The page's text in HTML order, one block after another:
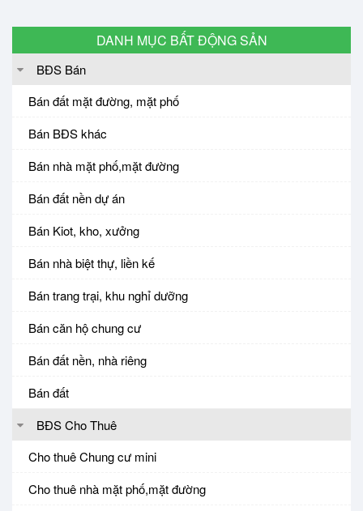
DANH MỤC BẤT ĐỘNG SẢN
BĐS Bán
Bán đất mặt đường, mặt phố
Bán BĐS khác
Bán nhà mặt phố,mặt đường
Bán đất nền dự án
Bán Kiot, kho, xưởng
Bán nhà biệt thự, liền kế
Bán trang trại, khu nghỉ dưỡng
Bán căn hộ chung cư
Bán đất nền, nhà riêng
Bán đất
BĐS Cho Thuê
Cho thuê Chung cư mini
Cho thuê nhà mặt phố,mặt đường